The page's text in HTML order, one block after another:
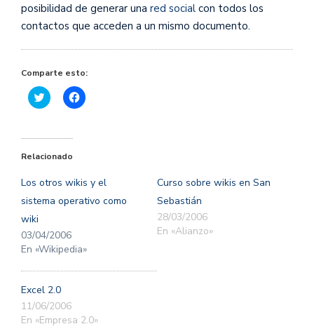
posibilidad de generar una red social con todos los
contactos que acceden a un mismo documento.
Comparte esto:
Haz
clic
Twitter
abre
una
ventana
Haz
clic
una
ventana
nueva)
Relacionado
Los otros wikis y el
sistema operativo como
wiki
03/04/2006
En «Wikipedia»
Curso sobre wikis en San
Sebastián
28/03/2006
En «Alianzo»
Excel 2.0
11/06/2006
En «Empresa 2.0»